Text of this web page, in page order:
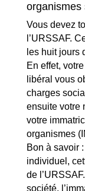
organismes
Vous devez
l’URSSAF.
les huit jours
En effet,
libéral vous
charges
ensuite votre
votre
organismes
Bon à savoir
individuel,
de
société,